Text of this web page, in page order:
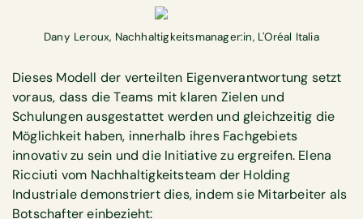
Dany Leroux, Nachhaltigkeitsmanager:in, L'Oréal Italia
Dieses Modell der verteilten Eigenverantwortung setzt
voraus, dass die Teams mit klaren Zielen und
Schulungen ausgestattet werden und gleichzeitig die
Möglichkeit haben, innerhalb ihres Fachgebiets
innovativ zu sein und die Initiative zu ergreifen. Elena
Ricciuti vom Nachhaltigkeitsteam der Holding
Industriale demonstriert dies, indem sie Mitarbeiter als
Botschafter einbezieht: